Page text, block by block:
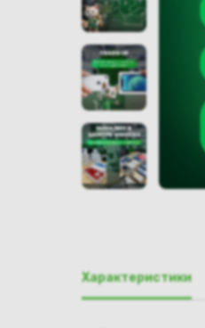
Характеристики